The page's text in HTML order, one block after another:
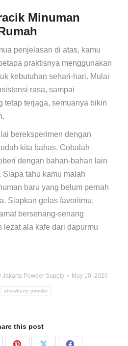
Minuman
penjelasan di atas, kamu
praktisnya menggunakan
kebutuhan sehari-hari. Mulai
rasa, sampai
tetap terjaga, semuanya bikin
bereksperimen dengan
kita bahas. Cobalah
dengan bahan-bahan lain
tahu kamu malah
baru yang belum pernah
Siapkan gelas favoritmu,
bersenang-senang
lezat ala kafe dari dapurmu
Jakarta Powder Supply May 10, 2026
strawberry powder
this post